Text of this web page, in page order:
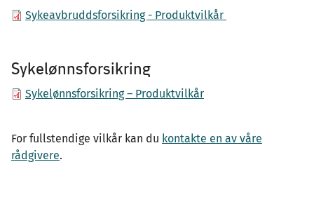
Sykeavbruddsforsikring - Produktvilkår
Sykelønnsforsikring
Sykelønnsforsikring – Produktvilkår
For fullstendige vilkår kan du kontakte en av våre
rådgivere.